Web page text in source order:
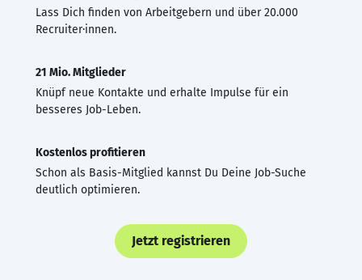
Lass Dich finden von Arbeitgebern und über 20.000
Recruiter·innen.
21 Mio. Mitglieder
Knüpf neue Kontakte und erhalte Impulse für ein
besseres Job-Leben.
Kostenlos profitieren
Schon als Basis-Mitglied kannst Du Deine Job-Suche
deutlich optimieren.
Jetzt registrieren